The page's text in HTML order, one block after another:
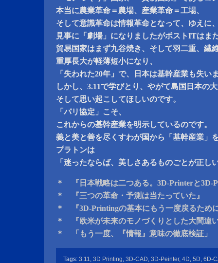
本当に農業革命＝農場、産業革命＝工場、
そして意識革命は情報革命となって、ゆえに
見事に「劇場」になりましたがポストITはま
貿易国家はまず九谷焼き、そして羽二重、繊
重厚長大が軽薄短小になり、
「失われた20年」で、日本は基幹産業も失い
しかし、3.11で学びとり、やがて島国日本の
そして思い起こしてほしいのです。
「パリ協定」こそ、
これからの基幹産業を明示しているのです。
義と美と善を尽くすわが国から「基幹産業」
プラトンは
「迷ったならば、美しさあるものごとが正し
＊ 『日本戦略は二つある。3D-Printerと3D-
＊ 『三つの革命・予測は当たっていた』
＊ 『3D-Printingの基本にもう一度戻るため
＊ 『欧米が未来のモノづくりとした大間違
＊ 「もう一度、『情報』意味の徹底検証」
Tags: 3.11, 3D Printing, 3D-CAD, 3D-Peinter, 4D, 5D, 6D-